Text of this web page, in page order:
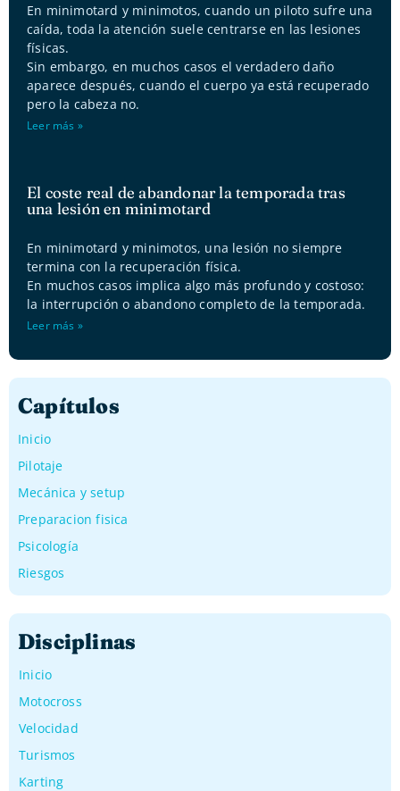
En minimotard y minimotos, cuando un piloto sufre una
caída, toda la atención suele centrarse en las lesiones
físicas.
Sin embargo, en muchos casos el verdadero daño
aparece después, cuando el cuerpo ya está recuperado
pero la cabeza no.
Leer más »
El coste real de abandonar la temporada tras
una lesión en minimotard
En minimotard y minimotos, una lesión no siempre
termina con la recuperación física.
En muchos casos implica algo más profundo y costoso:
la interrupción o abandono completo de la temporada.
Leer más »
Capítulos
Inicio
Pilotaje
Mecánica y setup
Preparacion fisica
Psicología
Riesgos
Disciplinas
Inicio
Motocross
Velocidad
Turismos
Karting